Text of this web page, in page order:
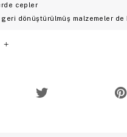
cepler
geri dönüştürülmüş malzemeler de